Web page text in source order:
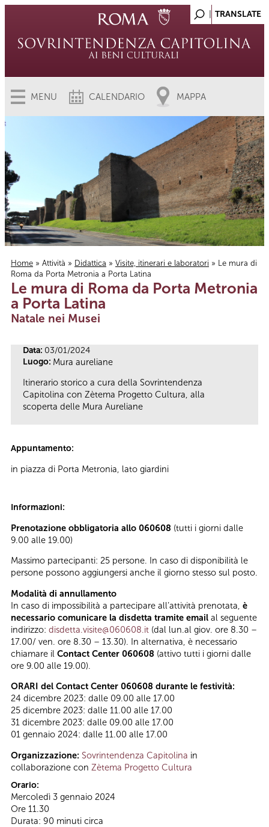
MENU CALENDARIO MAPPA
Tu sei qui
Home » Attività » Didattica » Visite, itinerari e laboratori » Le mura di
Roma da Porta Metronia a Porta Latina
Le mura di Roma da Porta Metronia
a Porta Latina
Natale nei Musei
Data: 03/01/2024
Luogo: Mura aureliane
Itinerario storico a cura della Sovrintendenza
Capitolina con Zètema Progetto Cultura, alla
scoperta delle Mura Aureliane
Appuntamento:
in piazza di Porta Metronia, lato giardini
Informazioni:
Prenotazione obbligatoria allo 060608 (tutti i giorni dalle
9.00 alle 19.00)
Massimo partecipanti: 25 persone. In caso di disponibilità le
persone possono aggiungersi anche il giorno stesso sul posto.
Modalità di annullamento
In caso di impossibilità a partecipare all’attività prenotata, è
necessario comunicare la disdetta tramite email al seguente
indirizzo: disdetta.visite@060608.it (dal lun.al giov. ore 8.30 –
17.00/ ven. ore 8.30 – 13.30). In alternativa, è necessario
chiamare il Contact Center 060608 (attivo tutti i giorni dalle
ore 9.00 alle 19.00).
ORARI del Contact Center 060608 durante le festività:
24 dicembre 2023: dalle 09.00 alle 17.00
25 dicembre 2023: dalle 11.00 alle 17.00
31 dicembre 2023: dalle 09.00 alle 17.00
01 gennaio 2024: dalle 11.00 alle 17.00
Organizzazione: Sovrintendenza Capitolina in
collaborazione con Zètema Progetto Cultura
Orario:
Mercoledì 3 gennaio 2024
Ore 11.30
Durata: 90 minuti circa